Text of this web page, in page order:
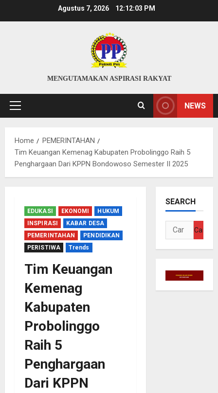
Agustus 7, 2026 12:12:04 PM
MENGUTAMAKAN ASPIRASI RAKYAT
Primary
NEWS
Home
PEMERINTAHAN
Tim Keuangan Kemenag Kabupaten Probolinggo Raih 5
Penghargaan Dari KPPN Bondowoso Semester II 2025
EDUKASI EKONOMI
HUKUM
INSPIRASI
KABAR DESA
PEMERINTAHAN
PENDIDIKAN
PERISTIWA
Trends
Tim Keuangan
Kemenag
Kabupaten
Probolinggo
Raih 5
Penghargaan
Dari KPPN
SEARCH
Cari
untuk: